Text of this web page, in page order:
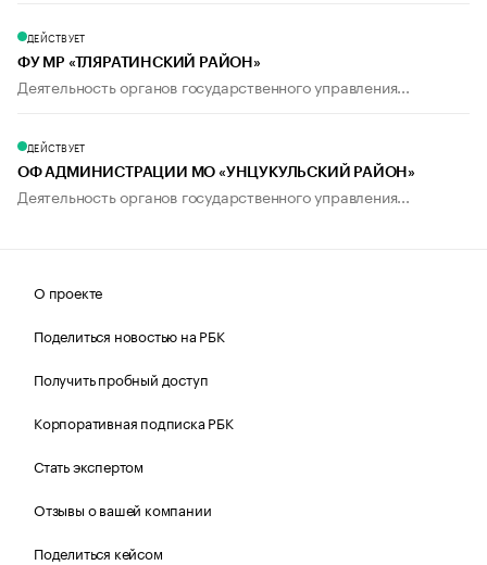
ДЕЙСТВУЕТ
ФУ МР «ТЛЯРАТИНСКИЙ РАЙОН»
Деятельность органов государственного управления...
ДЕЙСТВУЕТ
ОФ АДМИНИСТРАЦИИ МО «УНЦУКУЛЬСКИЙ РАЙОН»
Деятельность органов государственного управления...
О проекте
Поделиться новостью на РБК
Получить пробный доступ
Корпоративная подписка РБК
Стать экспертом
Отзывы о вашей компании
Поделиться кейсом